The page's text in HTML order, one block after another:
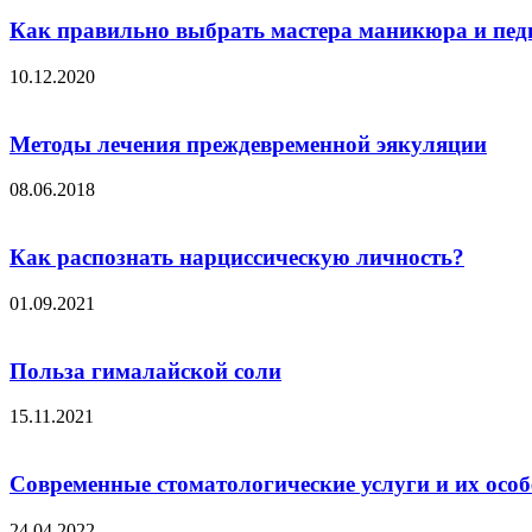
Как правильно выбрать мастера маникюра и
10.12.2020
Методы лечения преждевременной эякуляции
08.06.2018
Как распознать нарциссическую личность?
01.09.2021
Польза гималайской соли
15.11.2021
Современные стоматологические услуги и их